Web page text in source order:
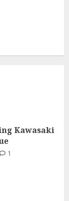
Kawasaki
1